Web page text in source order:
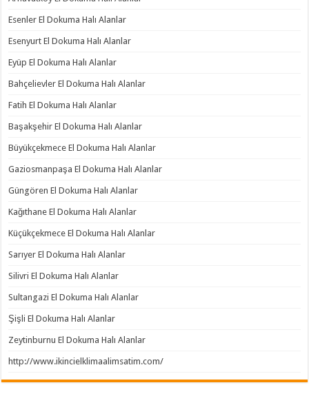
Esenler El Dokuma Halı Alanlar
Esenyurt El Dokuma Halı Alanlar
Eyüp El Dokuma Halı Alanlar
Bahçelievler El Dokuma Halı Alanlar
Fatih El Dokuma Halı Alanlar
Başakşehir El Dokuma Halı Alanlar
Büyükçekmece El Dokuma Halı Alanlar
Gaziosmanpaşa El Dokuma Halı Alanlar
Güngören El Dokuma Halı Alanlar
Kağıthane El Dokuma Halı Alanlar
Küçükçekmece El Dokuma Halı Alanlar
Sarıyer El Dokuma Halı Alanlar
Silivri El Dokuma Halı Alanlar
Sultangazi El Dokuma Halı Alanlar
Şişli El Dokuma Halı Alanlar
Zeytinburnu El Dokuma Halı Alanlar
http://www.ikincielklimaalimsatim.com/